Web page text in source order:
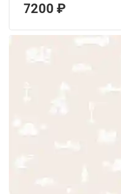
7200 ₽